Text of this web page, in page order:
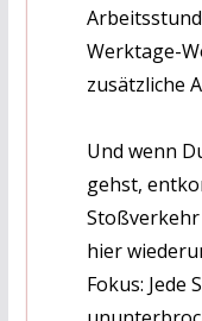
Werktage-
zusätzliche
Und wenn
gehst,
Stoßverkehr
hier
Fokus: Jede